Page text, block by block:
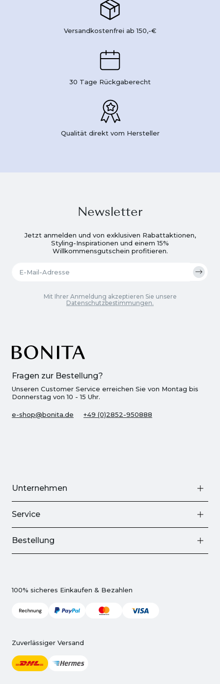
Versandkostenfrei ab 150,-€
30 Tage Rückgaberecht
Qualität direkt vom Hersteller
Fragen zur Bestellung?
Unseren Customer Service erreichen Sie von Montag bis
Donnerstag von 10 - 15 Uhr.
e-shop@bonita.de +49 (0)2852-950888
Newsletter
Jetzt anmelden und von exklusiven Rabattaktionen,
Styling-Inspirationen und einem 15%
Willkommensgutschein profitieren.
Mit Ihrer Anmeldung akzeptieren Sie unsere
Datenschutzbestimmungen.
Unternehmen
Service
Bestellung
100% sicheres Einkaufen & Bezahlen
Zuverlässiger Versand